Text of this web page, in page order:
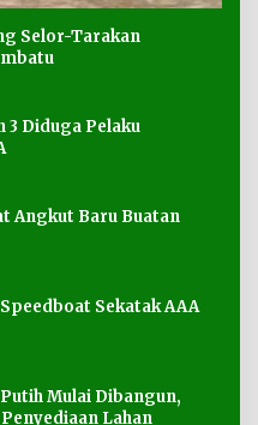
Selor-Tarakan
3 Diduga Pelaku
Angkut Baru Buatan
Sekatak AAA
Mulai Dibangun,
Lahan